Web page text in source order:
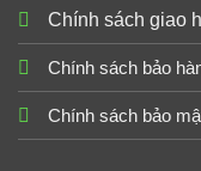
Chính sách giao
Chính sách bảo
Chính sách bảo